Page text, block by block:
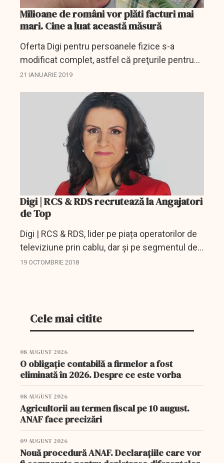
Milioane de români vor plăti facturi mai
mari. Cine a luat această măsură
Oferta Digi pentru persoanele fizice s-a
modificat complet, astfel că preţurile pentru
clienți vor crește (cu TVA inclusă), conform
21 IANUARIE 2019
Digi | RCS & RDS recrutează la Angajatori
de Top
Digi | RCS & RDS, lider pe piața operatorilor de
televiziune prin cablu, dar și pe segmentul de
servicii de internet fix, participă la Angajatori
19 OCTOMBRIE 2018
Cele mai citite
08 AUGUST 2026
O obligație contabilă a firmelor a fost
eliminată în 2026. Despre ce este vorba
08 AUGUST 2026
Agricultorii au termen fiscal pe 10 august.
ANAF face precizări
09 AUGUST 2026
Nouă procedură ANAF. Declarațiile care vor